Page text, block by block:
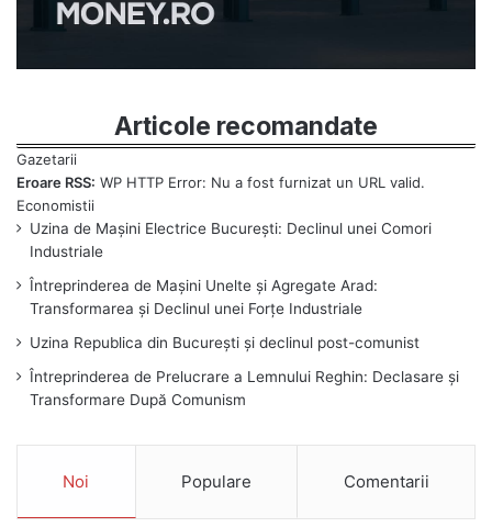
Articole recomandate
Eroare RSS: WP HTTP Error: Nu a fost furnizat un URL valid.
Uzina de Mașini Electrice București: Declinul unei Comori
Industriale
Întreprinderea de Mașini Unelte și Agregate Arad:
Transformarea și Declinul unei Forțe Industriale
Uzina Republica din București și declinul post-comunist
Întreprinderea de Prelucrare a Lemnului Reghin: Declasare și
Transformare După Comunism
Noi Populare Comentarii